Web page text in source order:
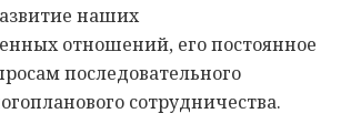
наших
отношений, его постоянное
последовательного
сотрудничества.